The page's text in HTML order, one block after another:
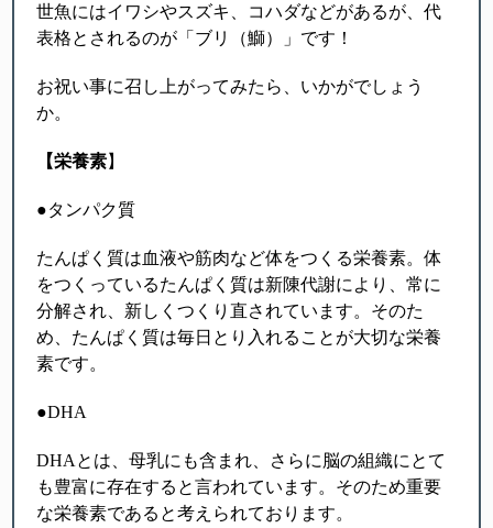
世魚にはイワシやスズキ、コハダなどがあるが、代
表格とされるのが「ブリ（鰤）」です！
お祝い事に召し上がってみたら、いかがでしょう
か。
【栄養素】
●タンパク質
たんぱく質は血液や筋肉など体をつくる栄養素。体
をつくっているたんぱく質は新陳代謝により、常に
分解され、新しくつくり直されています。そのた
め、たんぱく質は毎日とり入れることが大切な栄養
素です。
●DHA
DHAとは、母乳にも含まれ、さらに脳の組織にとて
も豊富に存在すると言われています。そのため重要
な栄養素であると考えられております。